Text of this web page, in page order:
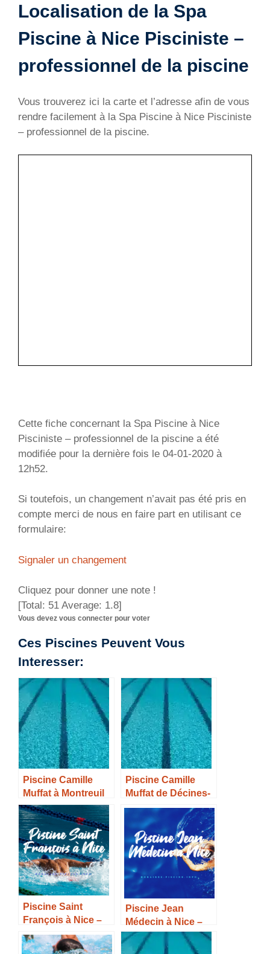
Localisation de la Spa
Piscine à Nice Pisciniste –
professionnel de la piscine
Vous trouverez ici la carte et l’adresse afin de vous
rendre facilement à la Spa Piscine à Nice Pisciniste
– professionnel de la piscine.
Cette fiche concernant la Spa Piscine à Nice
Pisciniste – professionnel de la piscine a été
modifiée pour la dernière fois le 04-01-2020 à
12h52.
Si toutefois, un changement n’avait pas été pris en
compte merci de nous en faire part en utilisant ce
formulaire:
Signaler un changement
Cliquez pour donner une note !
[Total: 51 Average: 1.8]
Vous devez vous connecter pour voter
Ces Piscines Peuvent Vous
Interesser:
Piscine Camille
Muffat à Montreuil
Juigné – Horaires,
Tarifs et Infos –
Piscine Camille
Muffat de Décines-
Charpieu –
Horaires, Tarifs et
Infos –
Piscine Saint
François à Nice –
Horaires, Tarifs et
Infos –
Piscine Jean
Médecin à Nice –
Horaires, Tarifs et
Infos –